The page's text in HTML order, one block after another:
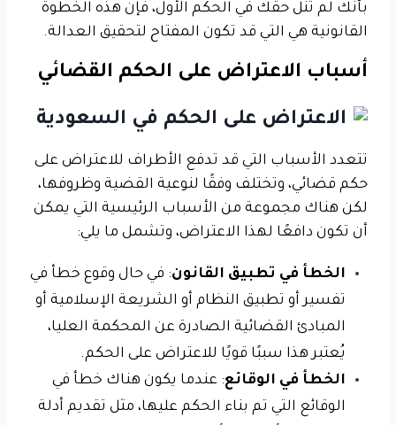
بأنك لم تنل حقك في الحكم الأول، فإن هذه الخطوة
القانونية هي التي قد تكون المفتاح لتحقيق العدالة.
أسباب الاعتراض على الحكم القضائي
تتعدد الأسباب التي قد تدفع الأطراف للاعتراض على
حكم قضائي، وتختلف وفقًا لنوعية القضية وظروفها،
لكن هناك مجموعة من الأسباب الرئيسية التي يمكن
أن تكون دافعًا لهذا الاعتراض، وتشمل ما يلي:
الخطأ في تطبيق القانون: في حال وقوع خطأ في
تفسير أو تطبيق النظام أو الشريعة الإسلامية أو
المبادئ القضائية الصادرة عن المحكمة العليا،
يُعتبر هذا سببًا قويًا للاعتراض على الحكم.
الخطأ في الوقائع: عندما يكون هناك خطأ في
الوقائع التي تم بناء الحكم عليها، مثل تقديم أدلة